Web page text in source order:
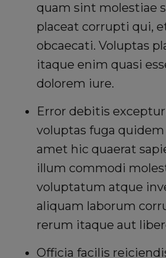
quam sint molestiae
placeat corrupti qui,
obcaecati. Voluptas
itaque enim quasi
dolorem iure.
Error debitis
voluptas fuga
amet hic quaerat
illum commodi
voluptatum atque
aliquam laborum
rerum itaque aut
Officia facilis